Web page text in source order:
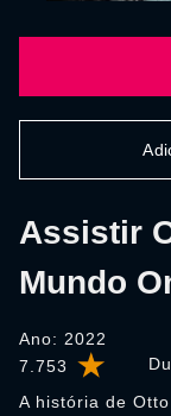
7.753
Assistir
Mundo
Ano: 2022
A história de